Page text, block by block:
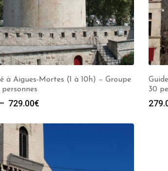
à Aigues-Mortes (1 à 10h) – Groupe
personnes
– 729.00€
prix :
à
729.00€
30